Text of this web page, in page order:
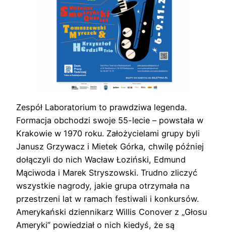
Zespół Laboratorium to prawdziwa legenda.
Formacja obchodzi swoje 55-lecie – powstała w
Krakowie w 1970 roku. Założycielami grupy byli
Janusz Grzywacz i Mietek Górka, chwilę później
dołączyli do nich Wacław Łoziński, Edmund
Mąciwoda i Marek Stryszowski. Trudno zliczyć
wszystkie nagrody, jakie grupa otrzymała na
przestrzeni lat w ramach festiwali i konkursów.
Amerykański dziennikarz Willis Conover z „Głosu
Ameryki” powiedział o nich kiedyś, że są